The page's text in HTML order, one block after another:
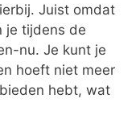
Juist omdat
je tijdens de
nu. Je kunt je
hoeft niet meer
hebt, wat